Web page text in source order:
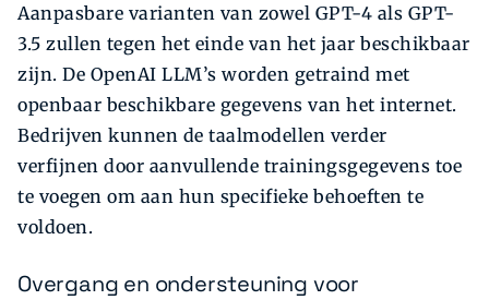
Aanpasbare varianten van zowel GPT-4 als GPT-
3.5 zullen tegen het einde van het jaar beschikbaar
zijn. De OpenAI LLM’s worden getraind met
openbaar beschikbare gegevens van het internet.
Bedrijven kunnen de taalmodellen verder
verfijnen door aanvullende trainingsgegevens toe
te voegen om aan hun specifieke behoeften te
voldoen.
Overgang en ondersteuning voor